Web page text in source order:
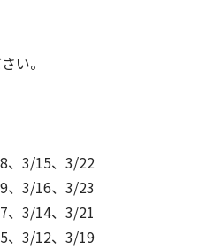
い。
3/15、3/22
16、3/23
3/14、3/21
12、3/19